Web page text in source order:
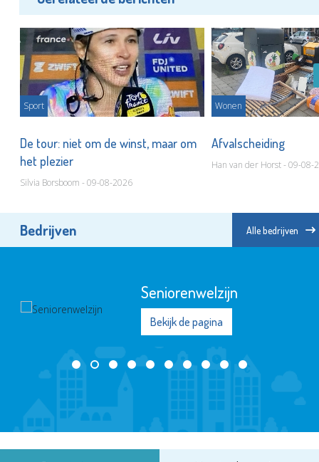
Sport
De tour: niet om de winst, maar om
het plezier
Silvia Borsboom - 09-08-2026
Wonen
Afvalscheiding
Han van der Horst - 09-08-
Bedrijven Alle bedrijven
Seniorenwelzijn
Bekijk de pagina